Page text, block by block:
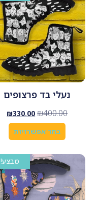
נעלי בד פרצופים
₪400.00
₪330.00
בחר אפשרויות
מבצע!